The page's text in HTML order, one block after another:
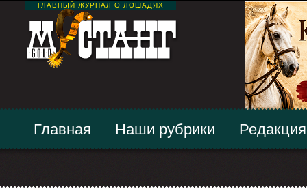
ГЛАВНЫЙ ЖУРНАЛ О ЛОШАДЯХ
Главная Наши рубрики Редакция